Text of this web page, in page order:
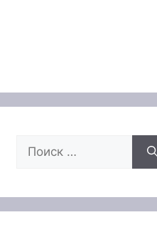
Поиск: